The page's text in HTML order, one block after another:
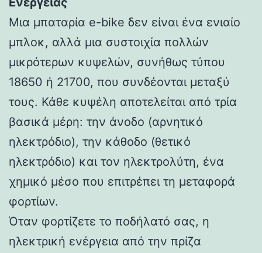
Μια μπαταρία e-bike δεν είναι ένα ενιαίο
μπλοκ, αλλά μια συστοιχία πολλών
μικρότερων κυψελών, συνήθως τύπου
18650 ή 21700, που συνδέονται μεταξύ
τους. Κάθε κυψέλη αποτελείται από τρία
βασικά μέρη: την άνοδο (αρνητικό
ηλεκτρόδιο), την κάθοδο (θετικό
ηλεκτρόδιο) και τον ηλεκτρολύτη, ένα
χημικό μέσο που επιτρέπει τη μεταφορά
φορτίων.
Όταν φορτίζετε το ποδήλατό σας, η
ηλεκτρική ενέργεια από την πρίζα